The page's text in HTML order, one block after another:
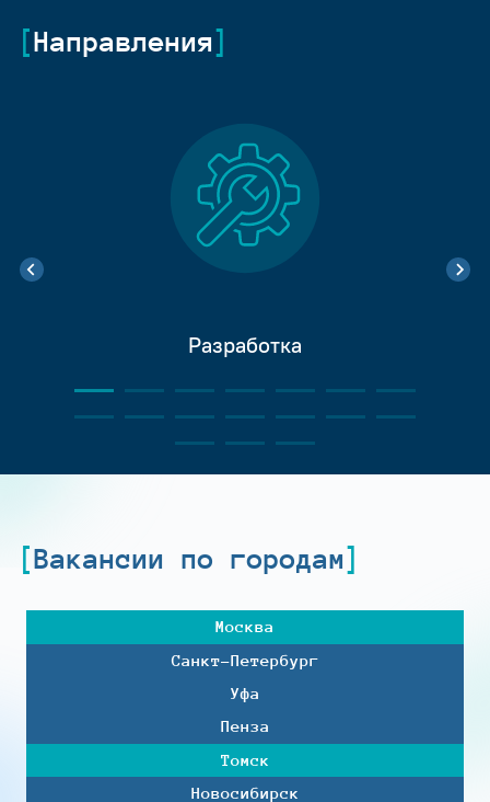
Направления
Разработка
Вакансии по городам
Москва
Санкт-Петербург
Уфа
Пенза
Томск
Новосибирск